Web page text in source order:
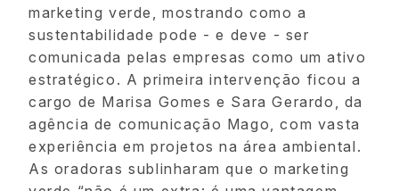
marketing verde, mostrando como a
sustentabilidade pode - e deve - ser
comunicada pelas empresas como um ativo
estratégico. A primeira intervenção ficou a
cargo de Marisa Gomes e Sara Gerardo, da
agência de comunicação Mago, com vasta
experiência em projetos na área ambiental.
As oradoras sublinharam que o marketing